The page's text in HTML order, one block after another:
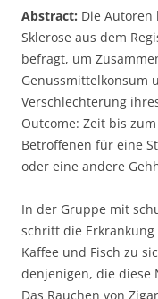
Abstract: Die
Sklerose aus dem
befragt, um
Genussmittelkonsum
Verschlechterung
Outcome: Zeit bis
Betroffenen für eine
oder eine andere
In der Gruppe mit
schritt die
Kaffee und Fisch zu
denjenigen, die diese
Das Rauchen von